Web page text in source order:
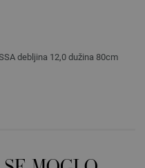
debljina 12,0 dužina 80cm